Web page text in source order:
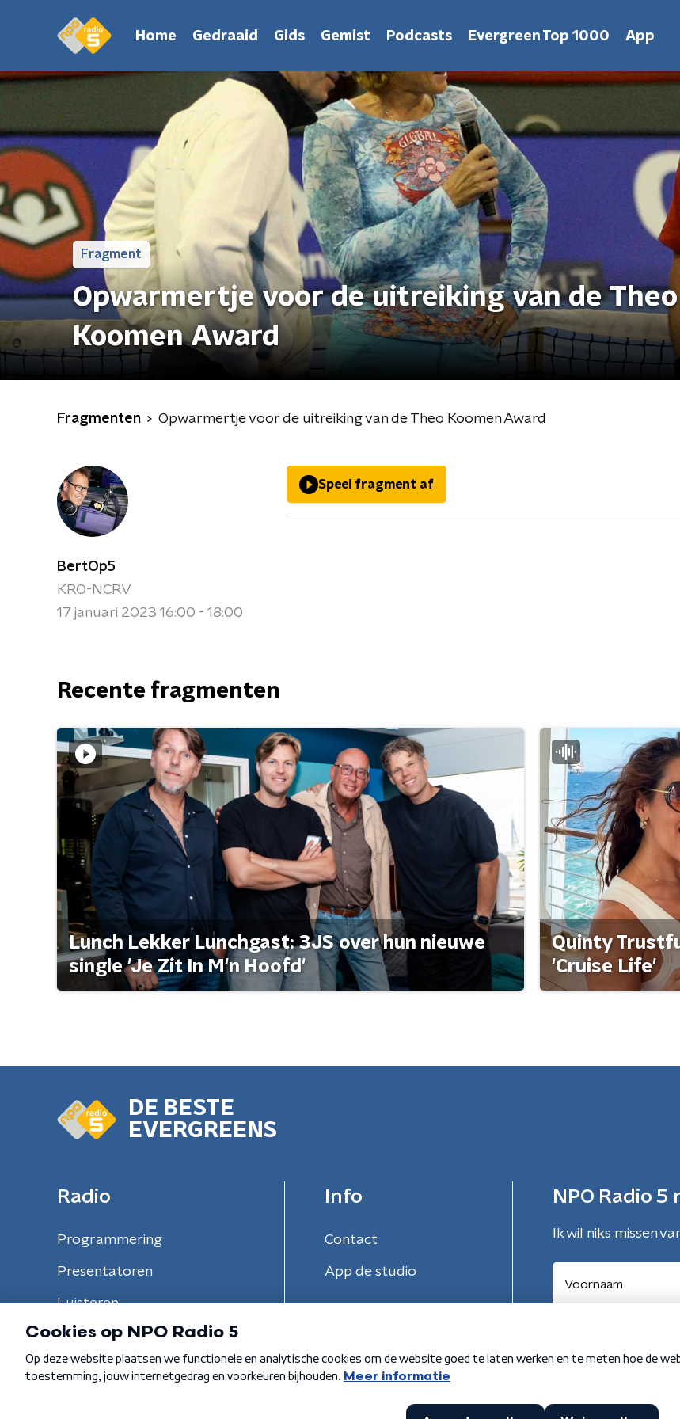
Home Gedraaid Gids Gemist Podcasts Evergreen Top 1000 App
Fragment
Opwarmertje voor de uitreiking van de Theo
Koomen Award
Fragmenten Opwarmertje voor de uitreiking van de Theo Koomen Award
BertOp5
KRO-NCRV
17 januari 2023 16:00 - 18:00
Speel fragment af
Recente fragmenten
Lunch Lekker Lunchgast: 3JS over hun nieuwe
single 'Je Zit In M'n Hoofd'
Quinty
'Cruise Life'
DE BESTE
EVERGREENS
Radio
Programmering
Presentatoren
Luisteren
Info
Contact
App de studio
NPO Radio
Ik wil niks missen
Algemene voorwaarden Privacybeleid